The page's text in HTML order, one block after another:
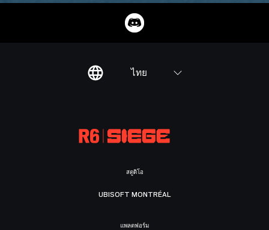
ไทย
สตูดิโอ
UBISOFT MONTRÉAL
แพลตฟอร์ม